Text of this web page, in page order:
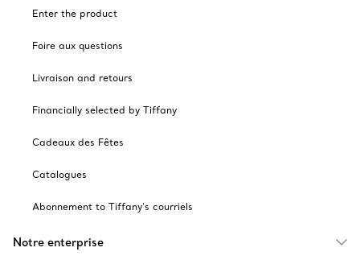
Enter the product
Foire aux questions
Livraison and retours
Financially selected by Tiffany
Cadeaux des Fêtes
Catalogues
Abonnement to Tiffany's courriels
Notre enterprise